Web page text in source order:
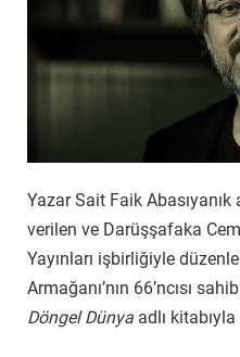
Yazar Sait Faik Abasıyanık
verilen ve Darüşşafaka
Yayınları işbirliğiyle
Armağanı’nın 66’ncısı
Döngel Dünya adlı